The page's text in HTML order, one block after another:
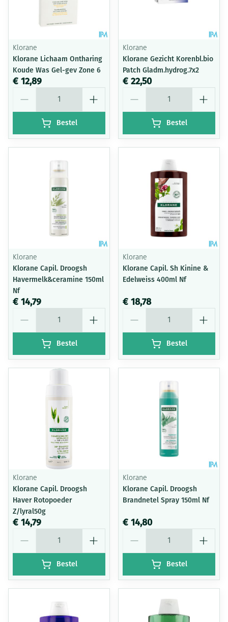
Klorane
Klorane Lichaam Ontharing
Koude Was Gel-gev Zone 6
€ 12,89
Bestel
Klorane
Klorane Gezicht Korenbl.bio
Patch Gladm.hydrog.7x2
€ 22,50
Bestel
Klorane
Klorane Capil. Droogsh
Havermelk&ceramine 150ml
Nf
€ 14,79
Bestel
Klorane
Klorane Capil. Sh Kinine &
Edelweiss 400ml Nf
€ 18,78
Bestel
Klorane
Klorane Capil. Droogsh
Haver Rotopoeder
Z/lyral50g
€ 14,79
Bestel
Klorane
Klorane Capil. Droogsh
Brandnetel Spray 150ml Nf
€ 14,80
Bestel